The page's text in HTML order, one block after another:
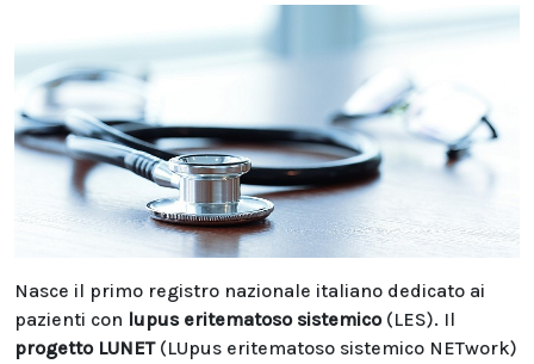
Nasce il primo registro nazionale italiano dedicato ai
pazienti con lupus eritematoso sistemico (LES). Il
progetto LUNET(LUpus eritematoso sistemico NETwork)